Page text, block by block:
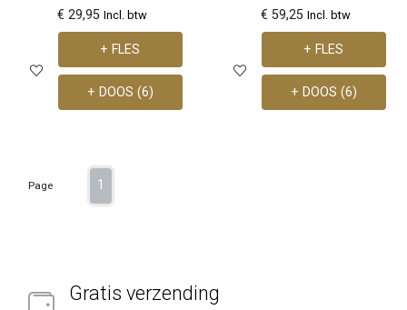
€ 29,95 Incl. btw
+ FLES
+ DOOS (6)
€ 59,25 Incl. btw
+ FLES
+ DOOS (6)
Page 1
Gratis verzending